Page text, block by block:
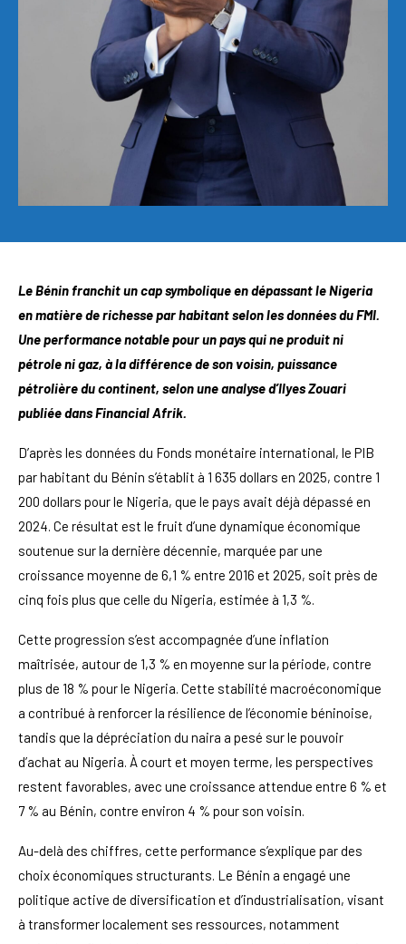
Le Bénin franchit un cap symbolique en dépassant le Nigeria
en matière de richesse par habitant selon les données du FMI.
Une performance notable pour un pays qui ne produit ni
pétrole ni gaz, à la différence de son voisin, puissance
pétrolière du continent, selon une analyse d’Ilyes Zouari
publiée dans Financial Afrik.
D’après les données du Fonds monétaire international, le PIB
par habitant du Bénin s’établit à 1 635 dollars en 2025, contre 1
200 dollars pour le Nigeria, que le pays avait déjà dépassé en
2024. Ce résultat est le fruit d’une dynamique économique
soutenue sur la dernière décennie, marquée par une
croissance moyenne de 6,1 % entre 2016 et 2025, soit près de
cinq fois plus que celle du Nigeria, estimée à 1,3 %.
Cette progression s’est accompagnée d’une inflation
maîtrisée, autour de 1,3 % en moyenne sur la période, contre
plus de 18 % pour le Nigeria. Cette stabilité macroéconomique
a contribué à renforcer la résilience de l’économie béninoise,
tandis que la dépréciation du naira a pesé sur le pouvoir
d’achat au Nigeria. À court et moyen terme, les perspectives
restent favorables, avec une croissance attendue entre 6 % et
7 % au Bénin, contre environ 4 % pour son voisin.
Au-delà des chiffres, cette performance s’explique par des
choix économiques structurants. Le Bénin a engagé une
politique active de diversification et d’industrialisation, visant
à transformer localement ses ressources, notamment